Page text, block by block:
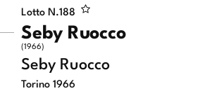
Lotto N.188
Seby Ruocco
(1966)
Seby Ruocco
Torino 1966